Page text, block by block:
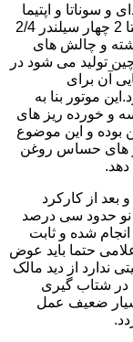
و سوناتا و اپتیما
بحث می کنیم.این خودروها در ایران از موتور تتا 2 چهار سیلندر 2/4
و چالش های
تولید می شود در
آن برای
موتور بنا به
و خورده ریز های
بوده و این موضوع
های حساس روغن
از کارکرد
پمپ های نو حدود سی درصد
شده و ثابت
حتما باید عوض
ندارد از دید مالک
شتاب گیری
ضعیف عمل